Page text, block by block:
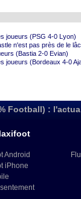
joueurs (PSG 4-0 Lyon)
n'est pas près de le
(Bastia 2-0 Evian)
joueurs (Bordeaux 4-0
Football) :
Android
iPhone